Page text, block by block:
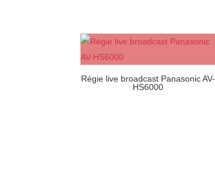
Régie live broadcast Panasonic AV-
HS6000